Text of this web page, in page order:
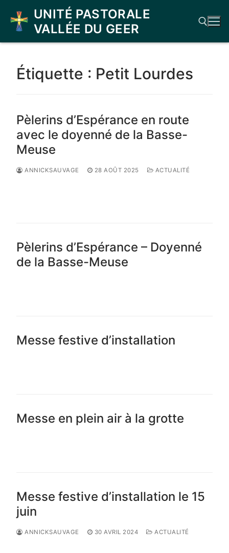
contenu
UNITÉ PASTORALE
VALLÉE DU GEER
Étiquette : Petit Lourdes
Pèlerins d’Espérance en route
avec le doyenné de la Basse-
Meuse
ANNICKSAUVAGE 28 AOÛT 2025 ACTUALITÉ
Pèlerins d’Espérance – Doyenné
de la Basse-Meuse
Messe festive d’installation
Messe en plein air à la grotte
Messe festive d’installation le 15
juin
ANNICKSAUVAGE 30 AVRIL 2024 ACTUALITÉ